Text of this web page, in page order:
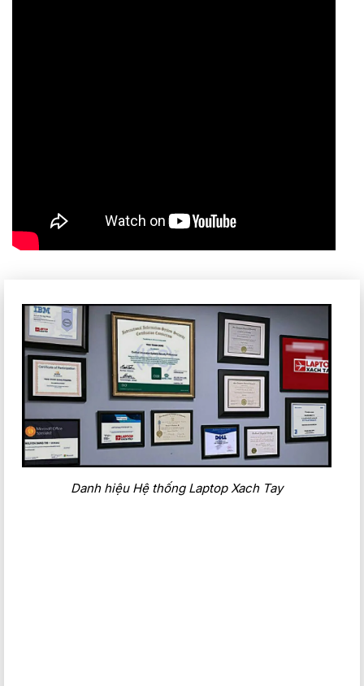
Laptop HP EliteBook 840 G8Bàn phím chống nước, có đền
bàn phím. Hành trình phím gõ nảy, êm, nhẹ. TouchPad di
chuột diện tích rộng giúp việc điều hướng nhanh nhạy dễ
dàng.
Laptop HP EliteBook 840 G8sở hữu loa kép Audio của Bang
& Olufsen mang đến cho chiếc máy tính xách tay này trải
nghiệm âm thanh tuyệt vời trong mượt. Kết hợp với Camera
màn trập bảo mật cao cấp 720p HD IR privacy camera, rõ nét
phù hợp cho việc học nhóm, chat zoom, hội thảo
Laptop HP EliteBook 840 G8
hỗ trợ nhiều cổng kết nối cùng
Danh hiệu Hệ thống Laptop Xach Tay